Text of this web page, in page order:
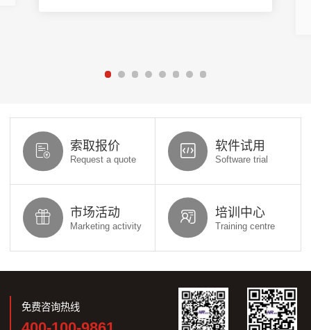
索取报价
Request a quote
软件试用
Software trial
市场活动
Marketing activity
培训中心
Training centre
免费咨询热线